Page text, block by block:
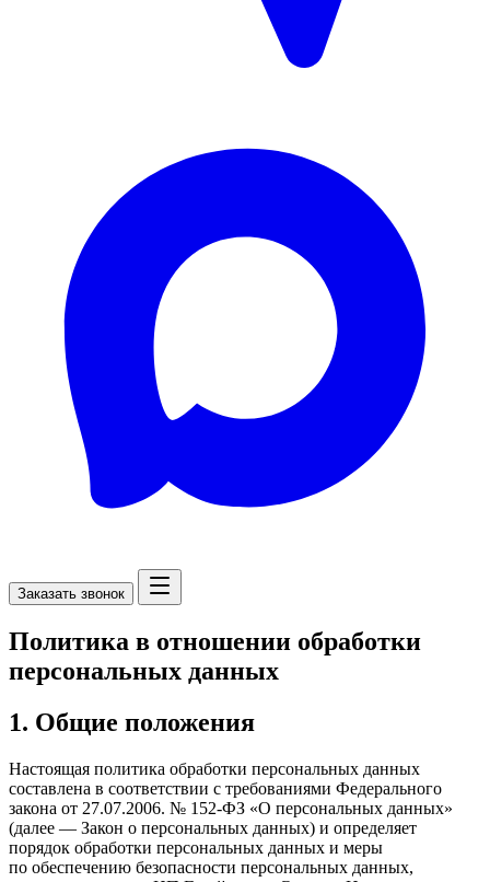
Заказать звонок
Политика в отношении обработки
персональных данных
1. Общие положения
Настоящая политика обработки персональных данных
составлена в соответствии с требованиями Федерального
закона от 27.07.2006. № 152-ФЗ «О персональных данных»
(далее — Закон о персональных данных) и определяет
порядок обработки персональных данных и меры
по обеспечению безопасности персональных данных,